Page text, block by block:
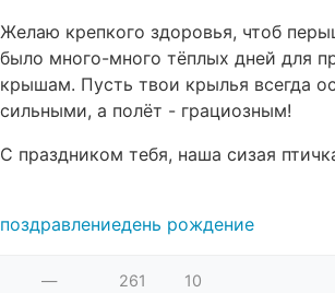
Желаю крепкого здоровья, чтоб
было много-много тёплых дней для
крышам. Пусть твои крылья всегда
сильными, а полёт - грациозным!
С праздником тебя, наша сизая
поздравлениедень рождение
— 261 10